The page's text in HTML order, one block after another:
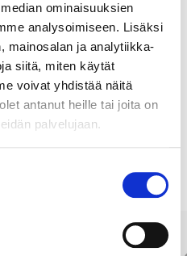
ominaisuuksien
analysoimiseen. Lisäksi
mainosalan ja analytiikka-
siitä, miten käytät
voivat yhdistää näitä
antanut heille tai joita on
palvelujaan.
& Nouda
jo 2 tunnin kuluttua!